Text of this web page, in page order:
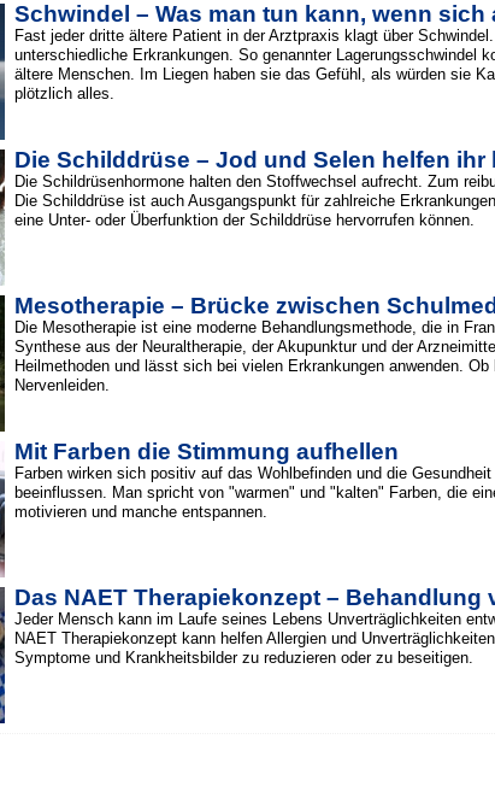
Schwindel – Was man tun kann, wenn sich
Fast jeder dritte ältere Patient in der Arztpraxis klagt über
unterschiedliche Erkrankungen. So genannter Lagerungsschwindel
ältere Menschen. Im Liegen haben sie das Gefühl, als würden sie
plötzlich alles.
Die Schilddrüse – Jod und Selen helfen
Die Schildrüsenhormone halten den Stoffwechsel aufrecht. Zum
Die Schilddrüse ist auch Ausgangspunkt für zahlreiche
eine Unter- oder Überfunktion der Schilddrüse hervorrufen können.
Mesotherapie – Brücke zwischen
Die Mesotherapie ist eine moderne Behandlungsmethode, die in
Synthese aus der Neuraltherapie, der Akupunktur und der
Heilmethoden und lässt sich bei vielen Erkrankungen anwenden.
Nervenleiden.
Mit Farben die Stimmung aufhellen
Farben wirken sich positiv auf das Wohlbefinden und die
beeinflussen. Man spricht von "warmen" und "kalten" Farben, die
motivieren und manche entspannen.
Das NAET Therapiekonzept –
Jeder Mensch kann im Laufe seines Lebens Unverträglichkeiten
NAET Therapiekonzept kann helfen Allergien und
Symptome und Krankheitsbilder zu reduzieren oder zu beseitigen.